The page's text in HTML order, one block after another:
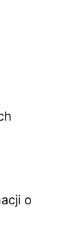
o